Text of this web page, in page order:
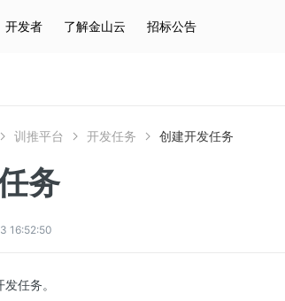
开发者 了解金山云 招标公告
训推平台 开发任务 创建开发任务
务
16:52:50
任务。